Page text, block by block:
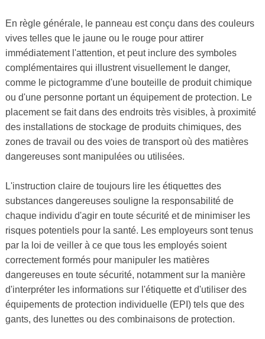
En règle générale, le panneau est conçu dans des couleurs
vives telles que le jaune ou le rouge pour attirer
immédiatement l'attention, et peut inclure des symboles
complémentaires qui illustrent visuellement le danger,
comme le pictogramme d'une bouteille de produit chimique
ou d'une personne portant un équipement de protection. Le
placement se fait dans des endroits très visibles, à proximité
des installations de stockage de produits chimiques, des
zones de travail ou des voies de transport où des matières
dangereuses sont manipulées ou utilisées.
L'instruction claire de toujours lire les étiquettes des
substances dangereuses souligne la responsabilité de
chaque individu d'agir en toute sécurité et de minimiser les
risques potentiels pour la santé. Les employeurs sont tenus
par la loi de veiller à ce que tous les employés soient
correctement formés pour manipuler les matières
dangereuses en toute sécurité, notamment sur la manière
d'interpréter les informations sur l'étiquette et d'utiliser des
équipements de protection individuelle (EPI) tels que des
gants, des lunettes ou des combinaisons de protection.